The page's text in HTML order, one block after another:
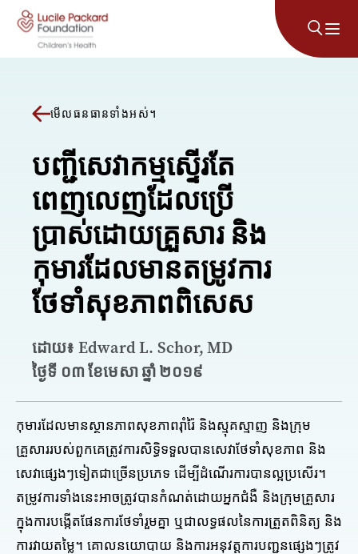
រំលងទៅមាតិកា
មើលធនធានទាំងអស់។
បញ្ជីសេវាកម្មស្ទើរតែ
ពេញលេញដែលប្រើ
ប្រាស់ដោយគ្រួសារ និង
កុមារដែលមានតម្រូវការ
ថែទាំសុខភាពពិសេស
ដោយ៖ Edward L. Schor, MD
ថ្ងៃទី ០៣ ខែមេសា ឆ្នាំ ២០១៩
កុមារដែលមានស្ថានភាពសុខភាពរ៉ាំរ៉ៃ និងស្មុគស្មាញ និងក្រុម
គ្រួសាររបស់ពួកគេត្រូវការសិទ្ធិទទួលបានសេវាថែទាំសុខភាព និង
សេវាផ្សេងៗទៀតជាច្រើនប្រភេទ ដើម្បីដំណើរការបានល្អប្រសើរ។
តម្រូវការទាំងនេះអាចត្រូវបានកំណត់ដោយអ្នកជំងឺ និងក្រុមគ្រួសារ
ក្នុងការបង្កើតផែនការថែទាំរួមគ្នា ឬជាលទ្ធផលនៃការត្រួតពិនិត្យ និង
ការវាយតម្លៃ។ គោលនយោបាយ និងការអនុវត្តការបញ្ជូនផ្សេងៗត្រូវ